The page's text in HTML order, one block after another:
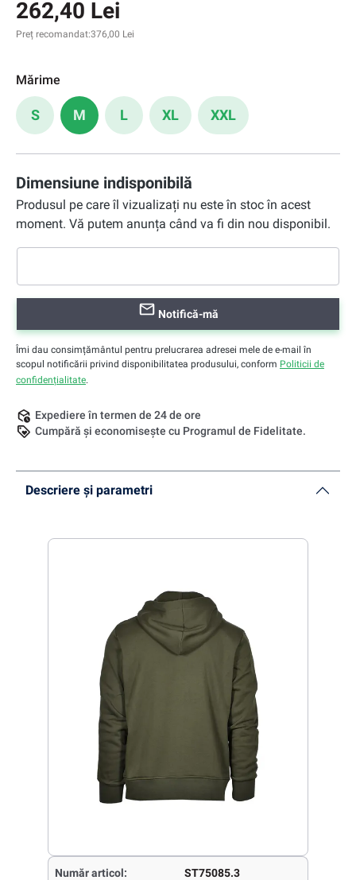
262,40 Lei
Preț recomandat:376,00 Lei
Mărime
S M L XL XXL
Dimensiune indisponibilă
Produsul pe care îl vizualizați nu este în stoc în acest
moment. Vă putem anunța când va fi din nou disponibil.
Notifică-mă
Îmi dau consimțământul pentru prelucrarea adresei mele de e-mail în
scopul notificării privind disponibilitatea produsului, conform Politicii de
confidențialitate.
Expediere în termen de 24 de ore
Cumpără și economisește cu Programul de Fidelitate.
Descriere și parametri
Număr articol: ST75085.3